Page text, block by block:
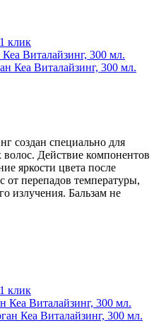
клик
Виталайзинг, 300 мл.
создан специально для
Действие компонентов
яркости цвета после
от перепадов температуры,
излучения. Бальзам не
клик
Виталайзинг, 300 мл.